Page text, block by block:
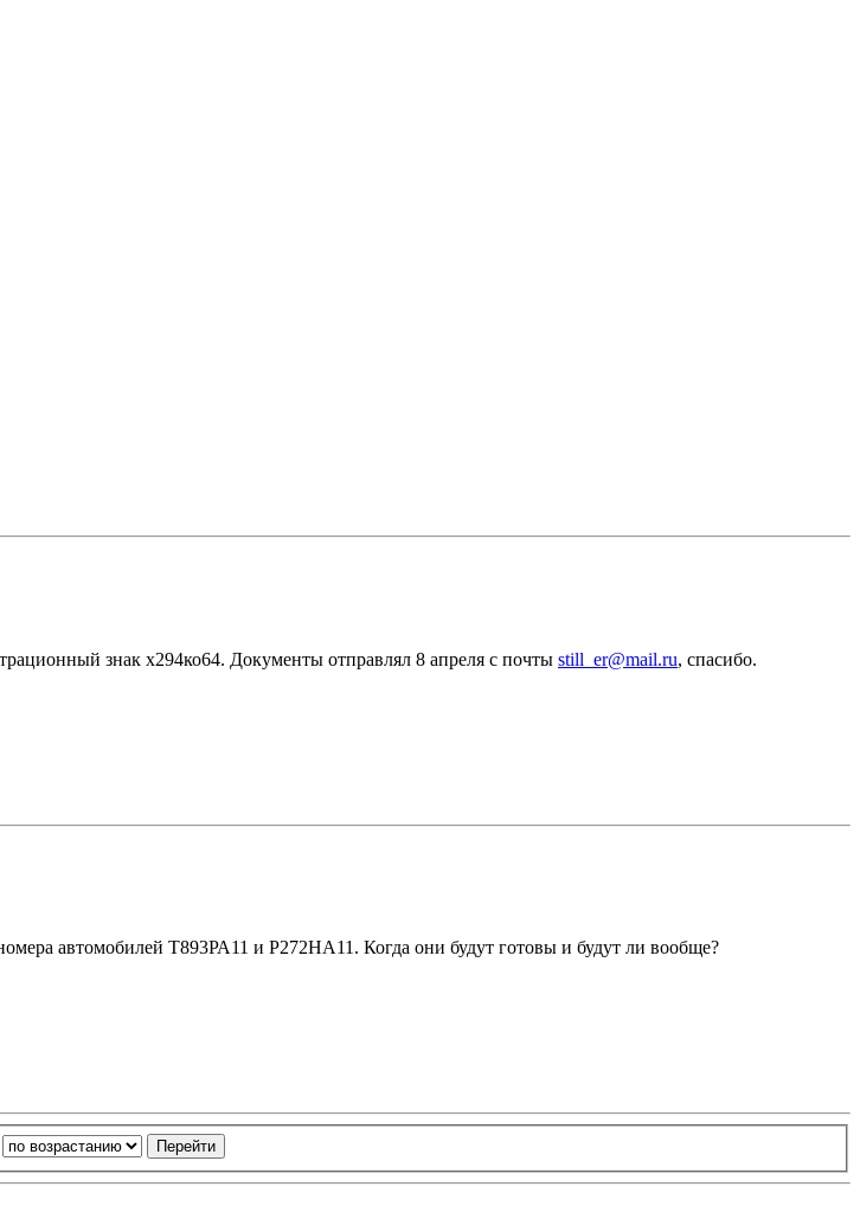
знак х294ко64. Документы отправлял 8 апреля с почты still_er@mail.ru, спасибо.
автомобилей Т893РА11 и Р272НА11. Когда они будут готовы и будут ли вообще?